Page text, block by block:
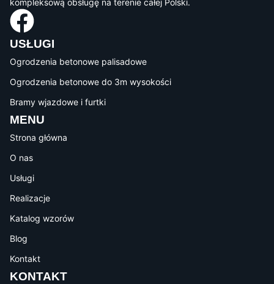
USŁUGI
Ogrodzenia betonowe palisadowe
Ogrodzenia betonowe do 3m wysokości
Bramy wjazdowe i furtki
MENU
Strona główna
O nas
Usługi
Realizacje
Katalog wzorów
Blog
Kontakt
KONTAKT